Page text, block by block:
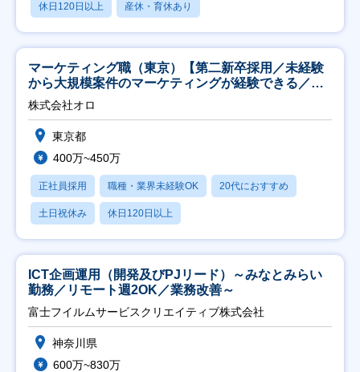
休日120日以上 産休・育休あり
マーケティング職（東京）【第二新卒採用／未経験
から大規模案件のマーケティングが経験できる／研
修充実】
株式会社オロ
東京都
400万~450万
正社員採用 職種・業界未経験OK 20代におすすめ
土日祝休み 休日120日以上
ICT企画運用（開発及びPJリード）～みなとみらい
勤務／リモート週2OK／業務改善～
富士フイルムサービスクリエイティブ株式会社
神奈川県
600万~830万